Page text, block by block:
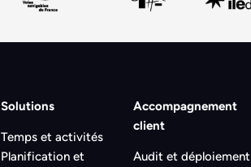
Solutions
Temps et activités
Planification et
Accompagnement
client
Audit et déploiement